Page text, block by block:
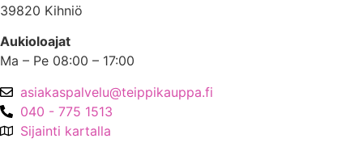
39820 Kihniö
Aukioloajat
Ma – Pe 08:00 – 17:00
asiakaspalvelu@teippikauppa.fi
040 - 775 1513
Sijainti kartalla